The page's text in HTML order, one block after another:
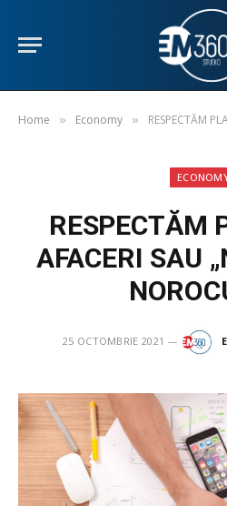
Home » Economy » RESPECTĂM
RESPECTĂM
AFACERI SAU
25 OCTOMBRIE 2021